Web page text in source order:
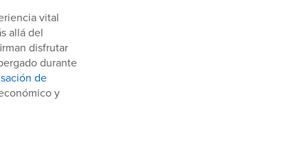
vital
allá del
disfrutar
durante
de
y